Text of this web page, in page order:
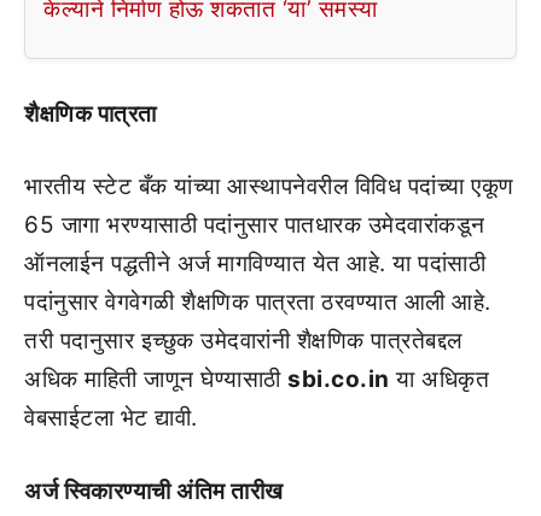
केल्याने निर्माण होऊ शकतात ‘या’ समस्या
शैक्षणिक पात्रता
भारतीय स्टेट बँक यांच्या आस्थापनेवरील विविध पदांच्या एकूण
65 जागा भरण्यासाठी पदांनुसार पातधारक उमेदवारांकडून
ऑनलाईन पद्धतीने अर्ज मागविण्यात येत आहे. या पदांसाठी
पदांनुसार वेगवेगळी शैक्षणिक पात्रता ठरवण्यात आली आहे.
तरी पदानुसार इच्छुक उमेदवारांनी शैक्षणिक पात्रतेबद्दल
अधिक माहिती जाणून घेण्यासाठी sbi.co.in या अधिकृत
वेबसाईटला भेट द्यावी.
अर्ज स्विकारण्याची अंतिम तारीख